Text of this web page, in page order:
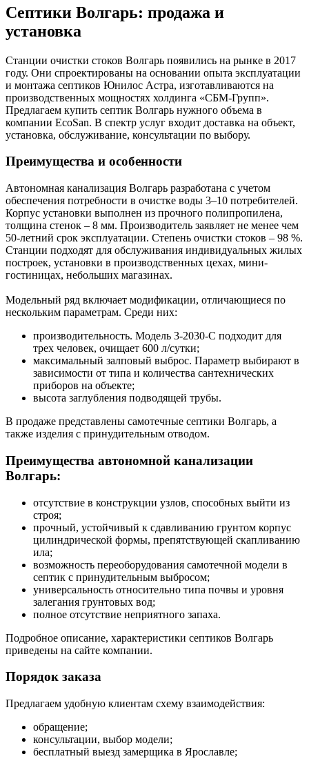
Септики Волгарь: продажа и
установка
Станции очистки стоков Волгарь появились на рынке в 2017
году. Они спроектированы на основании опыта эксплуатации
и монтажа септиков Юнилос Астра, изготавливаются на
производственных мощностях холдинга «СБМ-Групп».
Предлагаем купить септик Волгарь нужного объема в
компании EcoSan. В спектр услуг входит доставка на объект,
установка, обслуживание, консультации по выбору.
Преимущества и особенности
Автономная канализация Волгарь разработана с учетом
обеспечения потребности в очистке воды 3–10 потребителей.
Корпус установки выполнен из прочного полипропилена,
толщина стенок – 8 мм. Производитель заявляет не менее чем
50-летний срок эксплуатации. Степень очистки стоков – 98 %.
Станции подходят для обслуживания индивидуальных жилых
построек, установки в производственных цехах, мини-
гостиницах, небольших магазинах.
Модельный ряд включает модификации, отличающиеся по
нескольким параметрам. Среди них:
производительность. Модель 3-2030-С подходит для
трех человек, очищает 600 л/сутки;
максимальный залповый выброс. Параметр выбирают в
зависимости от типа и количества сантехнических
приборов на объекте;
высота заглубления подводящей трубы.
В продаже представлены самотечные септики Волгарь, а
также изделия с принудительным отводом.
Преимущества автономной канализации
Волгарь:
отсутствие в конструкции узлов, способных выйти из
строя;
прочный, устойчивый к сдавливанию грунтом корпус
цилиндрической формы, препятствующей скапливанию
ила;
возможность переоборудования самотечной модели в
септик с принудительным выбросом;
универсальность относительно типа почвы и уровня
залегания грунтовых вод;
полное отсутствие неприятного запаха.
Подробное описание, характеристики септиков Волгарь
приведены на сайте компании.
Порядок заказа
Предлагаем удобную клиентам схему взаимодействия:
обращение;
консультации, выбор модели;
бесплатный выезд замерщика в Ярославле;